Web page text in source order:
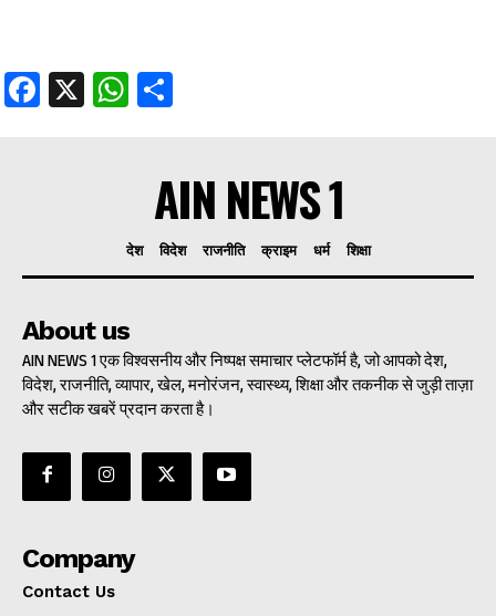
Facebook
X WhatsApp
AIN NEWS 1
देश विदेश राजनीति क्राइम धर्म शिक्षा
About us
AIN NEWS 1 एक विश्वसनीय और निष्पक्ष समाचार प्लेटफॉर्म है, जो आपको देश,
विदेश, राजनीति, व्यापार, खेल, मनोरंजन, स्वास्थ्य, शिक्षा और तकनीक से जुड़ी ताज़ा
और सटीक खबरें प्रदान करता है।
Company
Contact Us